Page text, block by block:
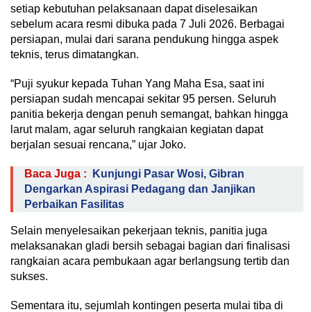
setiap kebutuhan pelaksanaan dapat diselesaikan
sebelum acara resmi dibuka pada 7 Juli 2026. Berbagai
persiapan, mulai dari sarana pendukung hingga aspek
teknis, terus dimatangkan.
“Puji syukur kepada Tuhan Yang Maha Esa, saat ini
persiapan sudah mencapai sekitar 95 persen. Seluruh
panitia bekerja dengan penuh semangat, bahkan hingga
larut malam, agar seluruh rangkaian kegiatan dapat
berjalan sesuai rencana,” ujar Joko.
Baca Juga :
Kunjungi Pasar Wosi, Gibran
Dengarkan Aspirasi Pedagang dan Janjikan
Perbaikan Fasilitas
Selain menyelesaikan pekerjaan teknis, panitia juga
melaksanakan gladi bersih sebagai bagian dari finalisasi
rangkaian acara pembukaan agar berlangsung tertib dan
sukses.
Sementara itu, sejumlah kontingen peserta mulai tiba di